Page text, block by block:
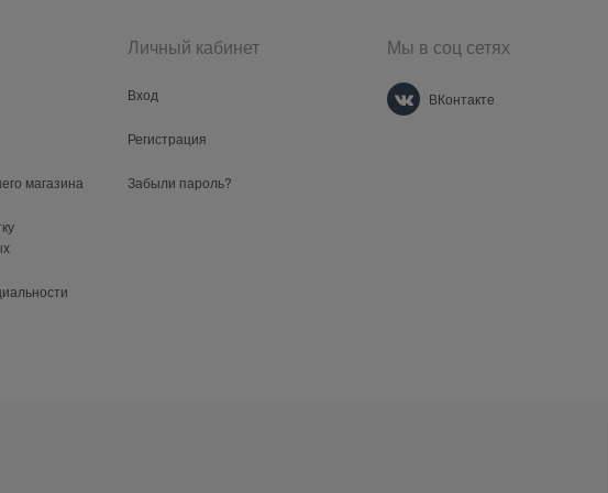
магазина
Личный кабинет
Вход
Регистрация
Забыли пароль?
Мы в соц сетях
ВКонтакте